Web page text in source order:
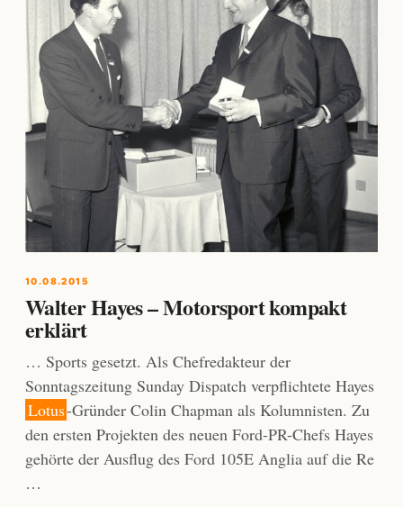
10.08.2015
Walter Hayes – Motorsport kompakt
erklärt
… Sports gesetzt. Als Chefredakteur der
Sonntagszeitung Sunday Dispatch verpflichtete Hayes
Lotus-Gründer Colin Chapman als Kolumnisten. Zu
den ersten Projekten des neuen Ford-PR-Chefs Hayes
gehörte der Ausflug des Ford 105E Anglia auf die Re
…